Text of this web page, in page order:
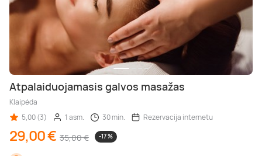
Atpalaiduojamasis galvos masažas
Klaipėda
5,00 (3)
1 asm. 30 min. Rezervacija internetu
29,00 € 35,00 € -17 %